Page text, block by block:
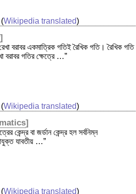
Wikipedia translated)
]
বরাবর একমাত্রিক গতিই রৈখিক গতি। রৈখিক গতি
বরাবর গতির ক্ষেত্রে …”
Wikipedia translated)
]
কেন্দ্র বা জর্ডান কেন্দ্র হল সর্বনিম্ন
যাবতীয় …”
Wikipedia translated)